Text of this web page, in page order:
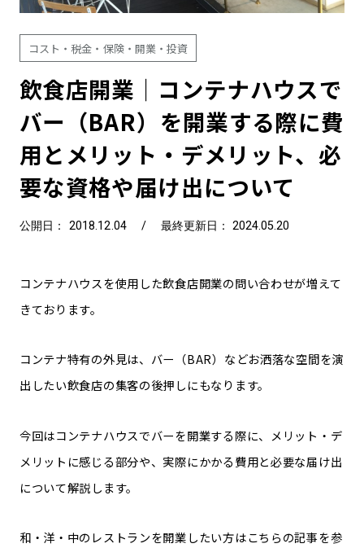
コスト・税金・保険・開業・投資
飲食店開業｜コンテナハウスで
バー（BAR）を開業する際に費
用とメリット・デメリット、必
要な資格や届け出について
公開日： 2018.12.04 /最終更新日： 2024.05.20
コンテナハウスを使用した飲食店開業の問い合わせが増えて
きております。
コンテナ特有の外見は、バー（BAR）などお洒落な空間を演
出したい飲食店の集客の後押しにもなります。
今回はコンテナハウスでバーを開業する際に、メリット・デ
メリットに感じる部分や、実際にかかる費用と必要な届け出
について解説します。
和・洋・中のレストランを開業したい方はこちらの記事を参